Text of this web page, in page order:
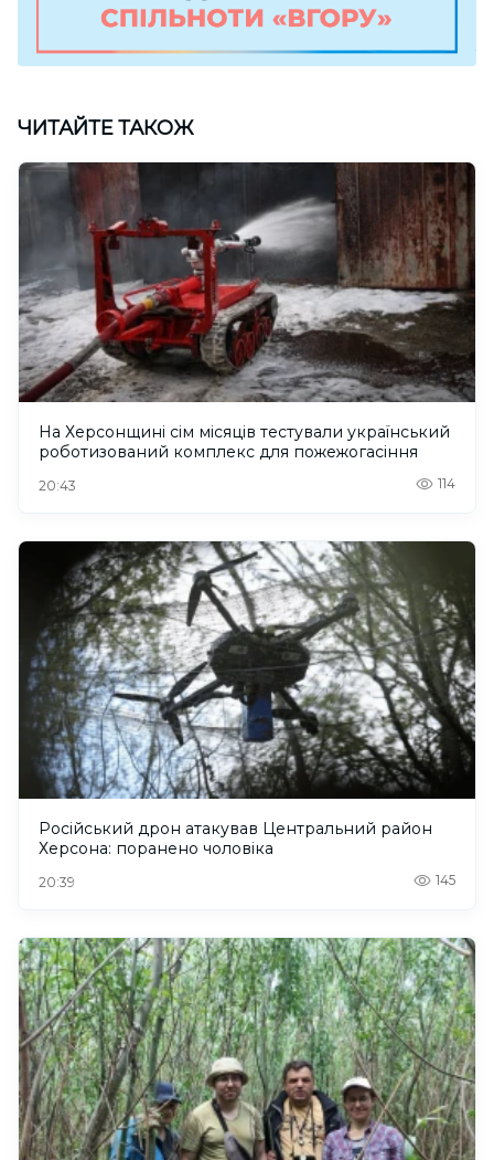
ЧИТАЙТЕ ТАКОЖ
На Херсонщині сім місяців тестували український
роботизований комплекс для пожежогасіння
20:43 114
Російський дрон атакував Центральний район
Херсона: поранено чоловіка
20:39 145